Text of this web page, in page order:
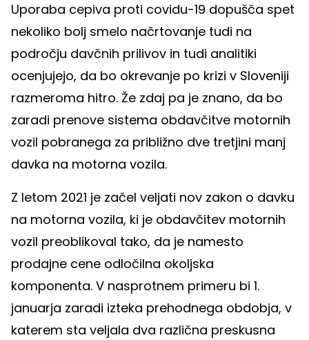
Uporaba cepiva proti covidu-19 dopušča spet
nekoliko bolj smelo načrtovanje tudi na
področju davčnih prilivov in tudi analitiki
ocenjujejo, da bo okrevanje po krizi v Sloveniji
razmeroma hitro. Že zdaj pa je znano, da bo
zaradi prenove sistema obdavčitve motornih
vozil pobranega za približno dve tretjini manj
davka na motorna vozila.
Z letom 2021 je začel veljati nov zakon o davku
na motorna vozila, ki je obdavčitev motornih
vozil preoblikoval tako, da je namesto
prodajne cene odločilna okoljska
komponenta. V nasprotnem primeru bi 1.
januarja zaradi izteka prehodnega obdobja, v
katerem sta veljala dva različna preskusna